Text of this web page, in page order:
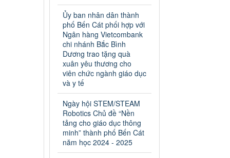
Ngày ban hành: 13/03/2025
Kế hoạch Phổ biến, giáo
dục pháp luật năm 2025 của
ngành Giáo dục và Đào tạo
thành phố Bến Cát
Kế hoạch Phổ biến, giáo dục
pháp luật năm 2025 của
ngành Giáo dục và Đào tạo
thành phố Bến Cát
Ngày ban hành: 28/02/2025
Quyết định công bố thủ tục
hành chính bị bãi bỏ trong
Ủy ban nhân dân thành
phố Bến Cát phối hợp với
Ngân hàng Vietcombank
chi nhánh Bắc Bình
Dương trao tặng quà
xuân yêu thương cho
viên chức ngành giáo dục
và y tế
Ngày hội STEM/STEAM
Robotics Chủ đề “Nền
tảng cho giáo dục thông
minh” thành phố Bến Cát
năm học 2024 - 2025